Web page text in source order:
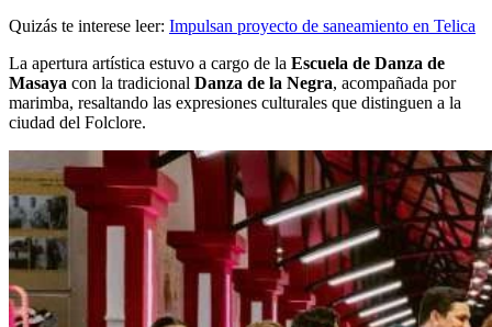
Quizás te interese leer: Impulsan proyecto de saneamiento en Telica
La apertura artística estuvo a cargo de la Escuela de Danza de
Masaya con la tradicional Danza de la Negra, acompañada por
marimba, resaltando las expresiones culturales que distinguen a la
ciudad del Folclore.